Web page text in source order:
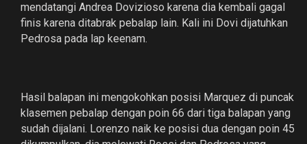
mendatangi Andrea Dovizioso karena dia kembali gagal
finis karena ditabrak pebalap lain. Kali ini Dovi dijatuhkan
Pedrosa pada lap keenam.
Hasil balapan ini mengokohkan posisi Marquez di puncak
klasemen pebalap dengan poin 66 dari tiga balapan yang
sudah dijalani. Lorenzo naik ke posisi dua dengan poin 45